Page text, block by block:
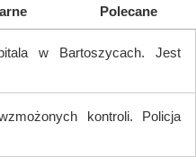
Polecane
w Bartoszycach. Jest
kontroli. Policja